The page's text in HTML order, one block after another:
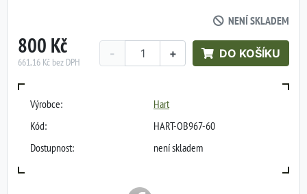
NENÍ SKLADEM
800 Kč
661,16 Kč bez DPH
+
- DO KOŠÍKU
Výrobce:
Hart
Kód:
HART-OB967-60
Dostupnost:
není skladem